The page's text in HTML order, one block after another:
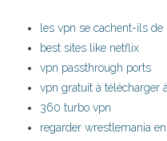
les vpn se cachent-ils de
best sites like netflix
vpn passthrough ports
vpn gratuit à télécharger
360 turbo vpn
regarder wrestlemania